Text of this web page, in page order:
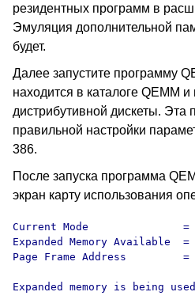
резидентных программ в
Эмуляция дополнительной
будет.
Далее запустите программу
находится в каталоге QEMM и
дистрибутивной дискеты. Эта
правильной настройки
386.
После запуска программа
экран карту использования
Current Mode               =
Expanded Memory Available  =
Page Frame Address         =
Expanded memory is being